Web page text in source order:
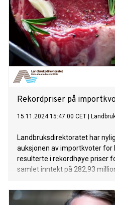
Rekordpriser på
15.11.2024 15:47:00 CET
Landbruksdirektoratet har
auksjonen av importkvoter for
resulterte i rekordhøye priser
samlet inntekt på 282,93